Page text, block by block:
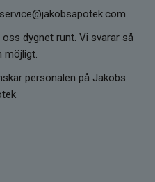
dygnet runt. Vi svarar så
möjligt.
personalen på Jakobs